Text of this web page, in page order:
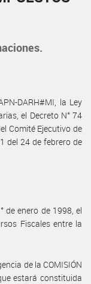
DARH#MI, la Ley
el Decreto N° 74
Comité Ejecutivo de
del 24 de febrero de
de enero de 1998, el
Fiscales entre la
de la COMISIÓN
estará constituida